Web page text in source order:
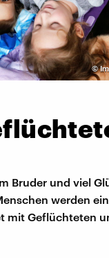
©
Bruder und viel
werden
mit Geflüchteten